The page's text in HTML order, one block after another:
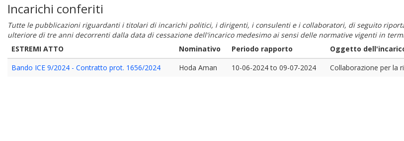
Incarichi conferiti
Tutte le pubblicazioni riguardanti i titolari di incarichi politici, i dirigenti, i consulenti e i collaboratori, di seguito
ulteriore di tre anni decorrenti dalla data di cessazione dell'incarico medesimo ai sensi delle normative vigenti in
ESTREMI ATTO
Nominativo Periodo rapporto Oggetto
Bando ICE 9/2024 - Contratto prot. 1656/2024
Hoda Aman 10-06-2024to 09-07-2024 Collaborazione per la